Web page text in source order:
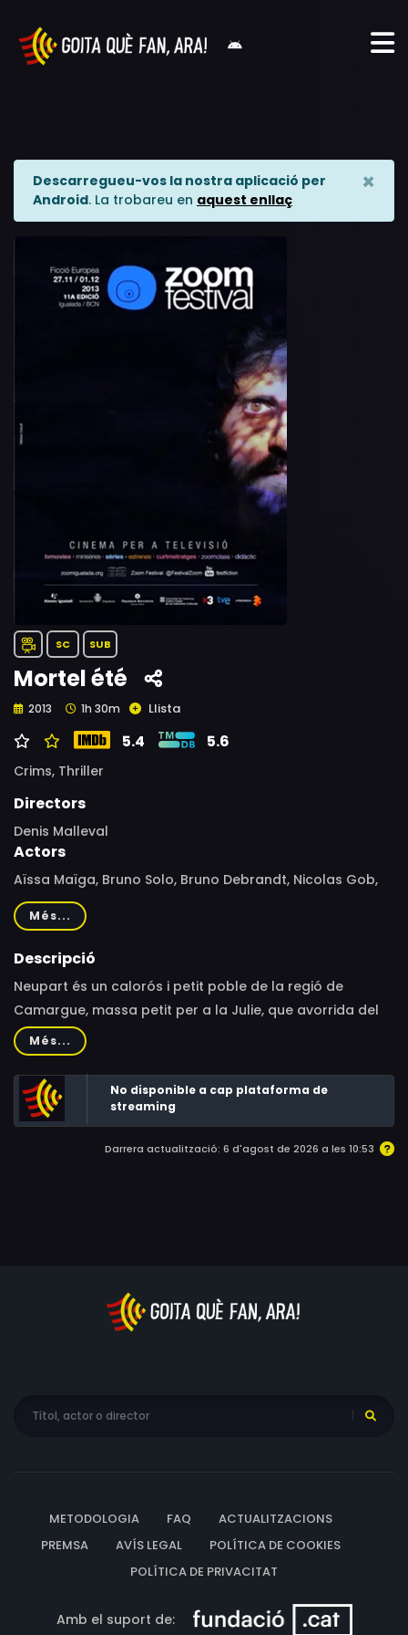
Descarregueu-vos la nostra aplicació per
Android. La trobareu en aquest enllaç
×
SC SUB
Mortel été
2013 1h 30m Llista
5.4 5.6
Crims, Thriller
Directors
Denis Malleval
Actors
Aïssa Maïga, Bruno Solo, Bruno Debrandt, Nicolas Gob,
Lionnel Astier, Anémone, Mermoz Melchior
Més...
Descripció
Neupart és un calorós i petit poble de la regió de
Camargue, massa petit per a la Julie, que avorrida del
poble i del seu marit Simon ha decidit marxar en secret
a Xile amb en Louis, el seu amant
Més...
No disponible a cap plataforma de
streaming
Darrera actualització: 6 d'agost de 2026 a les 10:53
METODOLOGIA FAQ
ACTUALITZACIONS
PREMSA
AVÍS LEGAL
POLÍTICA DE COOKIES
POLÍTICA DE PRIVACITAT
Amb el suport de: